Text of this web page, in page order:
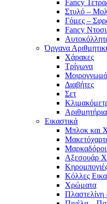
Fancy
Στυλό –
Γόμες –
Fancy
Όργανα
Χάρακες
Τρίγωνα
Διαβήτες
Σετ
Αριθμητήρια
Εικαστικά
Μπλοκ και
Αξεσουάρ
Κόλλες
Χρώματα